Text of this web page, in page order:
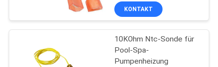
KONTAKT
10KOhm Ntc-Sonde für
Pool-Spa-
Pumpenheizung